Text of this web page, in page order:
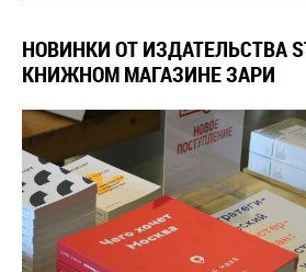
НОВИНКИ ОТ ИЗДАТЕЛЬСТВА
КНИЖНОМ МАГАЗИНЕ ЗАРИ